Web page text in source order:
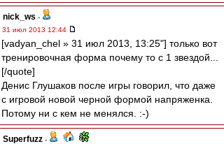
nick_ws -
31 июл 2013 12:44
[vadyan_chel » 31 июл 2013, 13:25"] только вот
тренировочная форма почему то с 1 звездой...
[/quote]
Денис Глушаков после игры говорил, что даже
с игровой новой черной формой напряженка.
Потому ни с кем не менялся. :-)
Superfuzz -